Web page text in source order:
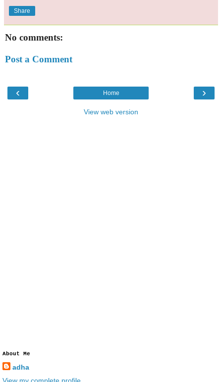
Share
No comments:
Post a Comment
‹ ›
Home
View web version
About Me
adha